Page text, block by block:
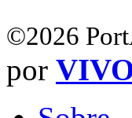
©2026
por